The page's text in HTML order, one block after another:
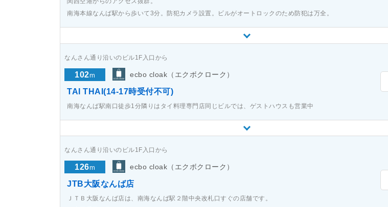
南海本線なんば駅から歩いて3分。防犯カメラ設置。ビルがオートロックのため防犯は万全。
なんさん通り沿いのビル1F入口から
102m ecbo cloak（エクボクローク）
TAI THAI(14-17時受付不可)
南海なんば駅南口徒歩1分隣りはタイ料理専門店同じビルでは、ゲストハウスも営業中
なんさん通り沿いのビル1F入口から
126m ecbo cloak（エクボクローク）
JTB大阪なんば店
ＪＴＢ大阪なんば店は、南海なんば駅２階中央改札口すぐの店舗です。